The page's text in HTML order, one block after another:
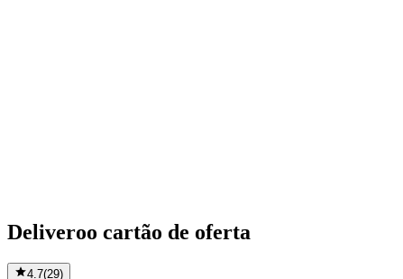
Deliveroo cartão de oferta
4.7(29)